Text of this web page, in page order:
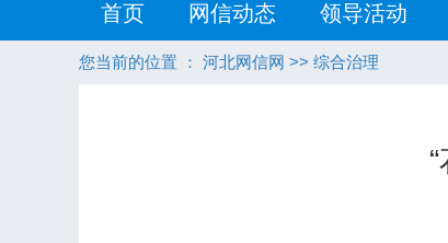
首页 网信动态 领导活动
您当前的位置 ： 河北网信网 >> 综合治理